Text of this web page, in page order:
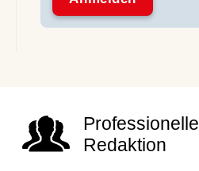
Professionelle
Redaktion